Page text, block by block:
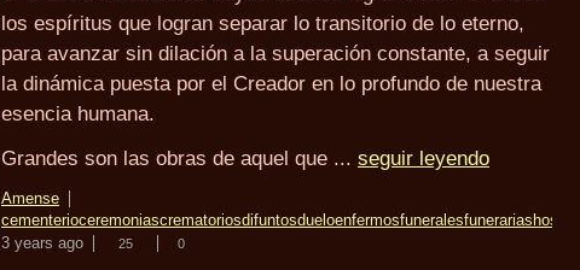
los espíritus que logran separar lo transitorio de lo eterno,
para avanzar sin dilación a la superación constante, a seguir
la dinámica puesta por el Creador en lo profundo de nuestra
esencia humana.
Grandes son las obras de aquel que ... seguir leyendo
Amense
cementerioceremoniascrematoriosdifuntosdueloenfermosfuneralesfunerarias hospice
3 years ago
25 0